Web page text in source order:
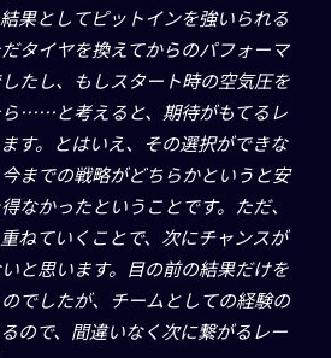
果としてピットインを強いられる
タイヤを換えてからのパフォーマ
たし、もしスタート時の空気圧を
ら……と考えると、期待がもてるレ
す。とはいえ、その選択ができな
までの戦略がどちらかというと安
なかったということです。ただ、
ねていくことで、次にチャンスが
と思います。目の前の結果だけを
でしたが、チームとしての経験の
ので、間違いなく次に繋がるレー